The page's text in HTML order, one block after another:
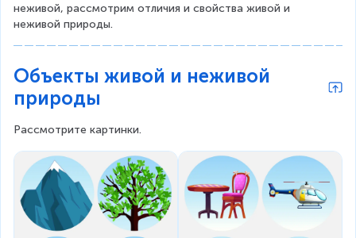
неживой, рассмотрим отличия и свойства живой и
неживой природы.
Объекты живой и неживой
природы
Рассмотрите картинки.